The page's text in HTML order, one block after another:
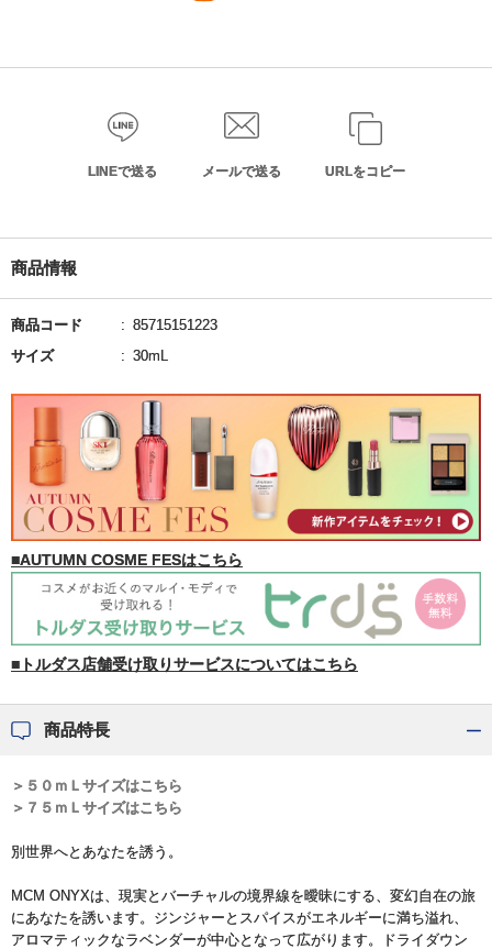
LINEで送る メールで送る URLをコピー
商品情報
商品コード
85715151223
サイズ
30mL
■AUTUMN COSME FESはこちら
■トルダス店舗受け取りサービスについてはこちら
商品特長
＞５０ｍＬサイズはこちら
＞７５ｍＬサイズはこちら
別世界へとあなたを誘う。
MCM ONYXは、現実とバーチャルの境界線を曖昧にする、変幻自在の旅
にあなたを誘います。ジンジャーとスパイスがエネルギーに満ち溢れ、
アロマティックなラベンダーが中心となって広がります。ドライダウン